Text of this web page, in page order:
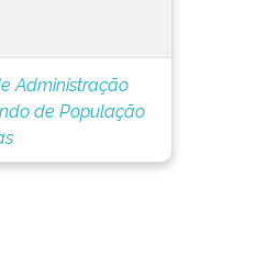
Administração
de População